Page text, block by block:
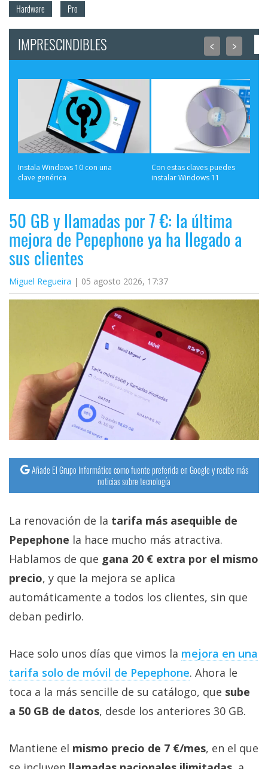
Hardware
Pro
IMPRESCINDIBLES < >
Instala Windows 10 con una
clave genérica
Con estas claves puedes
instalar Windows 11
50 GB y llamadas por 7 €: la última
mejora de Pepephone ya ha llegado a
sus clientes
Miguel Regueira 05 agosto 2026, 17:37
Añade El Grupo Informático como fuente preferida en Google y recibe más
noticias sobre tecnología
La renovación de la tarifa más asequible de
Pepephone la hace mucho más atractiva.
Hablamos de que gana 20 € extra por el mismo
precio, y que la mejora se aplica
automáticamente a todos los clientes, sin que
deban pedirlo.
Hace solo unos días que vimos la mejora en una
tarifa solo de móvil de Pepephone‎. Ahora le
toca a la más sencille de su catálogo, que sube
a 50 GB de datos, desde los anteriores 30 GB.
Mantiene el mismo precio de 7 €/mes, en el que